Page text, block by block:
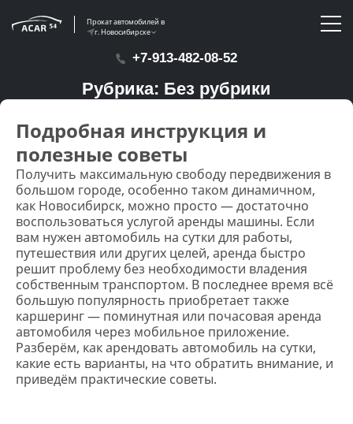
Прокат автомобилей в
г. Новосибирске
+7-913-482-08-52
Рубрика: Без рубрики
Подробная инструкция и
полезные советы
Получить максимальную свободу передвижения в
большом городе, особенно таком динамичном,
как Новосибирск, можно просто — достаточно
воспользоваться услугой аренды машины. Если
вам нужен автомобиль на сутки для работы,
путешествия или других целей, аренда быстро
решит проблему без необходимости владения
собственным транспортом. В последнее время всё
большую популярность приобретает также
каршеринг — поминутная или почасовая аренда
автомобиля через мобильное приложение.
Разберём, как арендовать автомобиль на сутки,
какие есть варианты, на что обратить внимание, и
приведём практические советы.